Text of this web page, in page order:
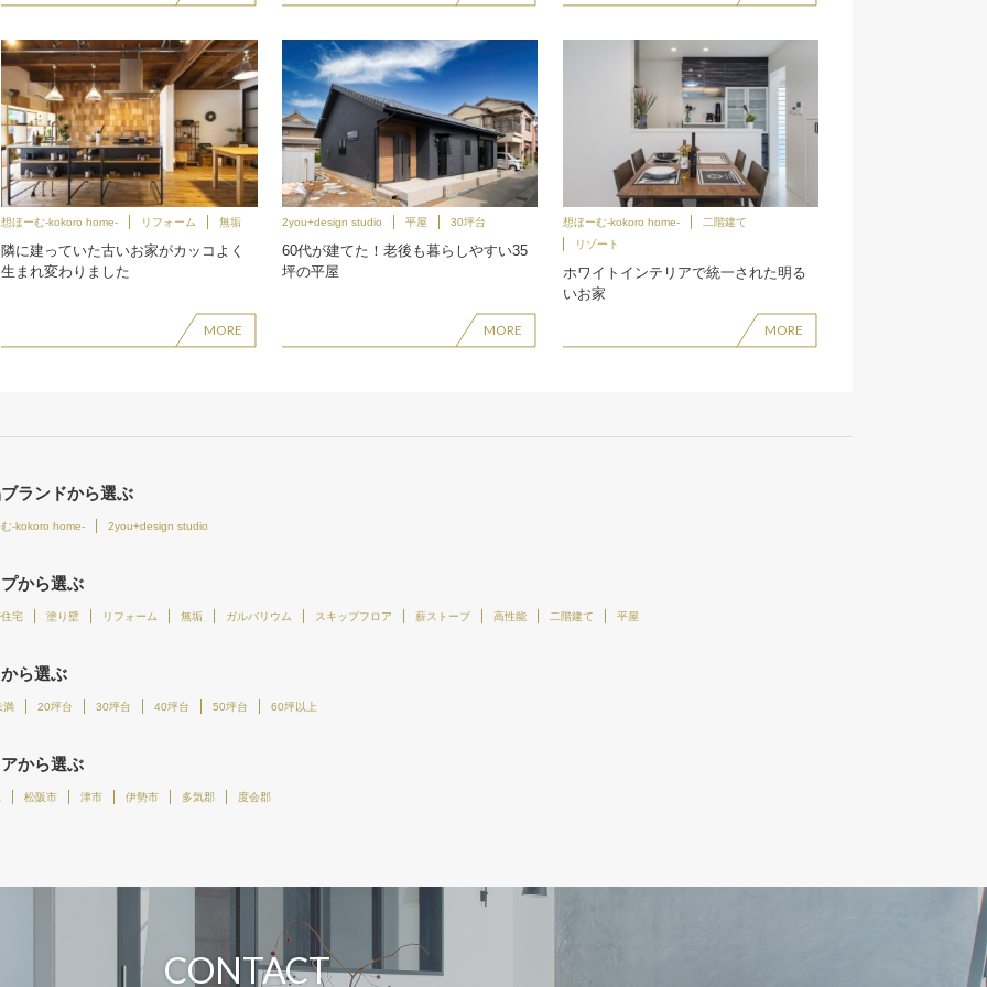
想ほーむ-kokoro home- リフォーム 無垢
隣に建っていた古いお家がカッコよく
生まれ変わりました
MORE
2you+design studio 平屋 30坪台
60代が建てた！老後も暮らしやすい35
坪の平屋
MORE
想ほーむ-kokoro home-
二階建て
リゾート
ホワイトインテリアで統一された明る
いお家
MORE
ランドから選ぶ
-kokoro home- 2you+design studio
から選ぶ
宅 塗り壁 リフォーム 無垢 ガルバリウム スキップフロア 薪ストーブ 高性能 二階建て 平屋
ら選ぶ
満 20坪台 30坪台 40坪台 50坪台 60坪以上
から選ぶ
松阪市 津市 伊勢市 多気郡 度会郡
CONTACT